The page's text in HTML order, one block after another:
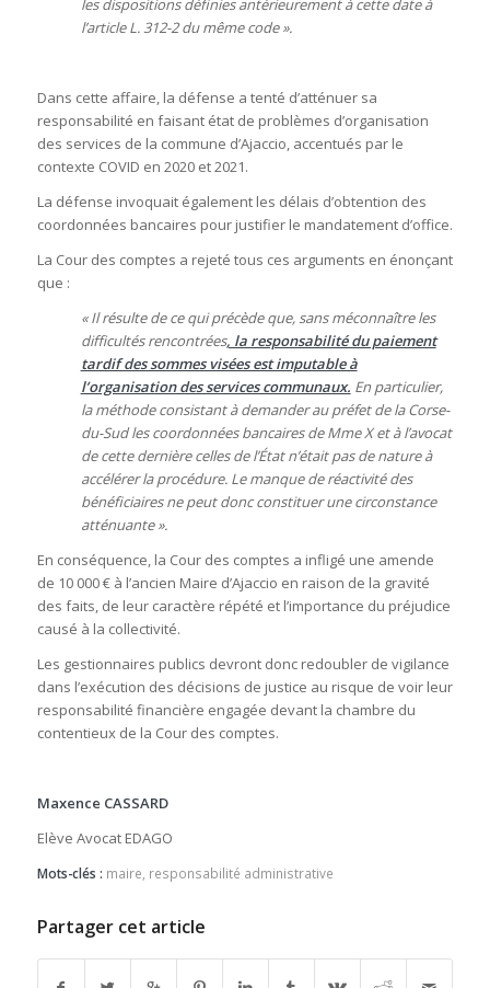
les dispositions définies antérieurement à cette date à
l’article L. 312-2 du même code ».
Dans cette affaire, la défense a tenté d’atténuer sa
responsabilité en faisant état de problèmes d’organisation
des services de la commune d’Ajaccio, accentués par le
contexte COVID en 2020 et 2021.
La défense invoquait également les délais d’obtention des
coordonnées bancaires pour justifier le mandatement d’office.
La Cour des comptes a rejeté tous ces arguments en énonçant
que :
« Il résulte de ce qui précède que, sans méconnaître les
difficultés rencontrées, la responsabilité du paiement
tardif des sommes visées est imputable à
l’organisation des services communaux. En particulier,
la méthode consistant à demander au préfet de la Corse-
du-Sud les coordonnées bancaires de Mme X et à l’avocat
de cette dernière celles de l’État n’était pas de nature à
accélérer la procédure. Le manque de réactivité des
bénéficiaires ne peut donc constituer une circonstance
atténuante ».
En conséquence, la Cour des comptes a infligé une amende
de 10 000 € à l’ancien Maire d’Ajaccio en raison de la gravité
des faits, de leur caractère répété et l’importance du préjudice
causé à la collectivité.
Les gestionnaires publics devront donc redoubler de vigilance
dans l’exécution des décisions de justice au risque de voir leur
responsabilité financière engagée devant la chambre du
contentieux de la Cour des comptes.
Maxence CASSARD
Elève Avocat EDAGO
Mots-clés : maire, responsabilité administrative
Partager cet article